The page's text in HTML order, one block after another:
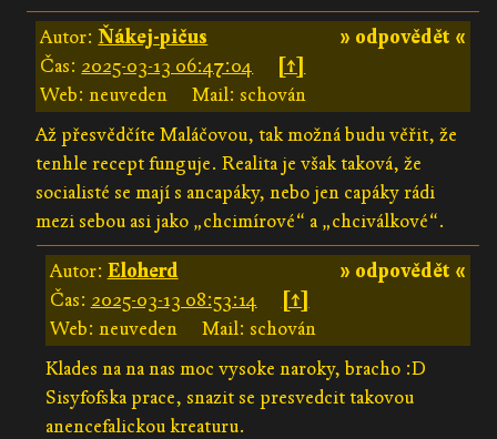
» odpovědět «
Autor:Ňákej-pičus
Čas: 2025-03-13 06:47:04
[↑]
Web: neuveden
Mail: schován
Až přesvědčíte Maláčovou, tak možná budu věřit, že
tenhle recept funguje. Realita je však taková, že
socialisté se mají s ancapáky, nebo jen capáky rádi
mezi sebou asi jako „chcimírové“ a „chciválkové“.
» odpovědět «
Autor: Eloherd
Čas: 2025-03-13 08:53:14
[↑]
Web: neuveden
Mail: schován
Klades na na nas moc vysoke naroky, bracho :D
Sisyfofska prace, snazit se presvedcit takovou
anencefalickou kreaturu.